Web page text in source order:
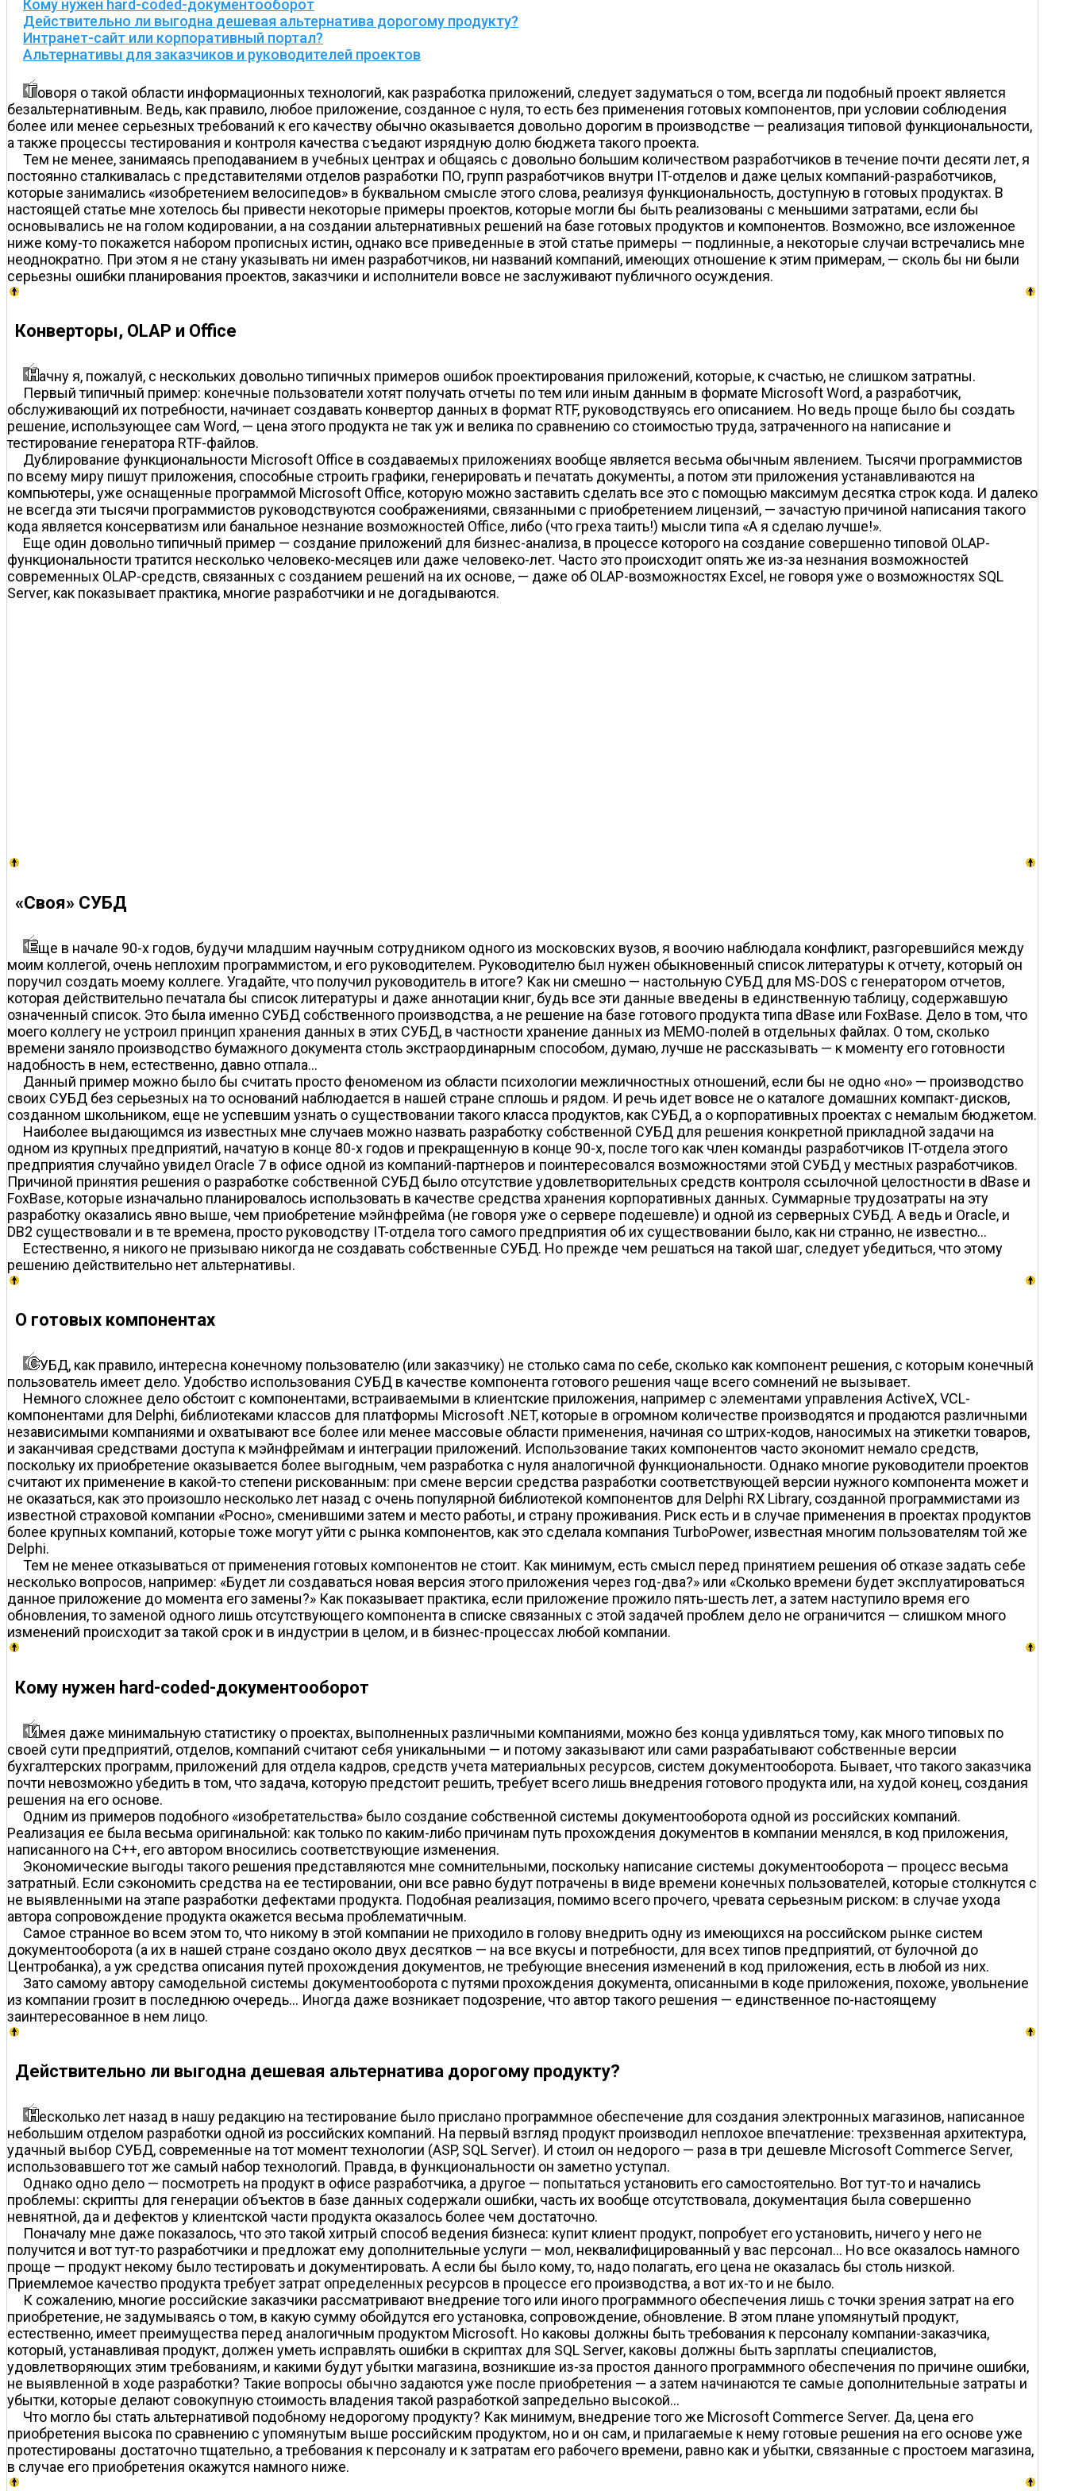
Кому нужен hard-coded-документооборот
Действительно ли выгодна дешевая альтернатива дорогому продукту?
Интранет-сайт или корпоративный портал?
Альтернативы для заказчиков и руководителей проектов
оворя о такой области информационных технологий, как разработка приложений, следует задуматься о том, всегда ли подобный проект является
безальтернативным. Ведь, как правило, любое приложение, созданное с нуля, то есть без применения готовых компонентов, при условии соблюдения
более или менее серьезных требований к его качеству обычно оказывается довольно дорогим в производстве — реализация типовой функциональности,
а также процессы тестирования и контроля качества съедают изрядную долю бюджета такого проекта.
Тем не менее, занимаясь преподаванием в учебных центрах и общаясь с довольно большим количеством разработчиков в течение почти десяти лет, я
постоянно сталкивалась с представителями отделов разработки ПО, групп разработчиков внутри IT-отделов и даже целых компаний-разработчиков,
которые занимались «изобретением велосипедов» в буквальном смысле этого слова, реализуя функциональность, доступную в готовых продуктах. В
настоящей статье мне хотелось бы привести некоторые примеры проектов, которые могли бы быть реализованы с меньшими затратами, если бы
основывались не на голом кодировании, а на создании альтернативных решений на базе готовых продуктов и компонентов. Возможно, все изложенное
ниже кому-то покажется набором прописных истин, однако все приведенные в этой статье примеры — подлинные, а некоторые случаи встречались мне
неоднократно. При этом я не стану указывать ни имен разработчиков, ни названий компаний, имеющих отношение к этим примерам, — сколь бы ни были
серьезны ошибки планирования проектов, заказчики и исполнители вовсе не заслуживают публичного осуждения.
Конверторы, OLAP и Office
ачну я, пожалуй, с нескольких довольно типичных примеров ошибок проектирования приложений, которые, к счастью, не слишком затратны.
Первый типичный пример: конечные пользователи хотят получать отчеты по тем или иным данным в формате Microsoft Word, а разработчик,
обслуживающий их потребности, начинает создавать конвертор данных в формат RTF, руководствуясь его описанием. Но ведь проще было бы создать
решение, использующее сам Word, — цена этого продукта не так уж и велика по сравнению со стоимостью труда, затраченного на написание и
тестирование генератора RTF-файлов.
Дублирование функциональности Microsoft Office в создаваемых приложениях вообще является весьма обычным явлением. Тысячи программистов
по всему миру пишут приложения, способные строить графики, генерировать и печатать документы, а потом эти приложения устанавливаются на
компьютеры, уже оснащенные программой Microsoft Office, которую можно заставить сделать все это с помощью максимум десятка строк кода. И далеко
не всегда эти тысячи программистов руководствуются соображениями, связанными с приобретением лицензий, — зачастую причиной написания такого
кода является консерватизм или банальное незнание возможностей Office, либо (что греха таить!) мысли типа «А я сделаю лучше!».
Еще один довольно типичный пример — создание приложений для бизнес-анализа, в процессе которого на создание совершенно типовой OLAP-
функциональности тратится несколько человеко-месяцев или даже человеко-лет. Часто это происходит опять же из-за незнания возможностей
современных OLAP-средств, связанных с созданием решений на их основе, — даже об OLAP-возможностях Excel, не говоря уже о возможностях SQL
Server, как показывает практика, многие разработчики и не догадываются.
«Своя» СУБД
ще в начале 90-х годов, будучи младшим научным сотрудником одного из московских вузов, я воочию наблюдала конфликт, разгоревшийся между
моим коллегой, очень неплохим программистом, и его руководителем. Руководителю был нужен обыкновенный список литературы к отчету, который он
поручил создать моему коллеге. Угадайте, что получил руководитель в итоге? Как ни смешно — настольную СУБД для MS-DOS с генератором отчетов,
которая действительно печатала бы список литературы и даже аннотации книг, будь все эти данные введены в единственную таблицу, содержавшую
означенный список. Это была именно СУБД собственного производства, а не решение на базе готового продукта типа dBase или FoxBase. Дело в том, что
моего коллегу не устроил принцип хранения данных в этих СУБД, в частности хранение данных из MEMO-полей в отдельных файлах. О том, сколько
времени заняло производство бумажного документа столь экстраординарным способом, думаю, лучше не рассказывать — к моменту его готовности
надобность в нем, естественно, давно отпала…
Данный пример можно было бы считать просто феноменом из области психологии межличностных отношений, если бы не одно «но» — производство
своих СУБД без серьезных на то оснований наблюдается в нашей стране сплошь и рядом. И речь идет вовсе не о каталоге домашних компакт-дисков,
созданном школьником, еще не успевшим узнать о существовании такого класса продуктов, как СУБД, а о корпоративных проектах с немалым бюджетом.
Наиболее выдающимся из известных мне случаев можно назвать разработку собственной СУБД для решения конкретной прикладной задачи на
одном из крупных предприятий, начатую в конце 80-х годов и прекращенную в конце 90-х, после того как член команды разработчиков IT-отдела этого
предприятия случайно увидел Oracle 7 в офисе одной из компаний-партнеров и поинтересовался возможностями этой СУБД у местных разработчиков.
Причиной принятия решения о разработке собственной СУБД было отсутствие удовлетворительных средств контроля ссылочной целостности в dBase и
FoxBase, которые изначально планировалось использовать в качестве средства хранения корпоративных данных. Суммарные трудозатраты на эту
разработку оказались явно выше, чем приобретение мэйнфрейма (не говоря уже о сервере подешевле) и одной из серверных СУБД. А ведь и Oracle, и
DB2 существовали и в те времена, просто руководству IT-отдела того самого предприятия об их существовании было, как ни странно, не известно...
Естественно, я никого не призываю никогда не создавать собственные СУБД. Но прежде чем решаться на такой шаг, следует убедиться, что этому
решению действительно нет альтернативы.
О готовых компонентах
УБД, как правило, интересна конечному пользователю (или заказчику) не столько сама по себе, сколько как компонент решения, с которым конечный
пользователь имеет дело. Удобство использования СУБД в качестве компонента готового решения чаще всего сомнений не вызывает.
Немного сложнее дело обстоит с компонентами, встраиваемыми в клиентские приложения, например с элементами управления ActiveX, VCL-
компонентами для Delphi, библиотеками классов для платформы Microsoft .NET, которые в огромном количестве производятся и продаются различными
независимыми компаниями и охватывают все более или менее массовые области применения, начиная со штрих-кодов, наносимых на этикетки товаров,
и заканчивая средствами доступа к мэйнфреймам и интеграции приложений. Использование таких компонентов часто экономит немало средств,
поскольку их приобретение оказывается более выгодным, чем разработка с нуля аналогичной функциональности. Однако многие руководители проектов
считают их применение в какой-то степени рискованным: при смене версии средства разработки соответствующей версии нужного компонента может и
не оказаться, как это произошло несколько лет назад с очень популярной библиотекой компонентов для Delphi RX Library, созданной программистами из
известной страховой компании «Росно», сменившими затем и место работы, и страну проживания. Риск есть и в случае применения в проектах продуктов
более крупных компаний, которые тоже могут уйти с рынка компонентов, как это сделала компания TurboPower, известная многим пользователям той же
Delphi.
Тем не менее отказываться от применения готовых компонентов не стоит. Как минимум, есть смысл перед принятием решения об отказе задать себе
несколько вопросов, например: «Будет ли создаваться новая версия этого приложения через год-два?» или «Сколько времени будет эксплуатироваться
данное приложение до момента его замены?» Как показывает практика, если приложение прожило пять-шесть лет, а затем наступило время его
обновления, то заменой одного лишь отсутствующего компонента в списке связанных с этой задачей проблем дело не ограничится — слишком много
изменений происходит за такой срок и в индустрии в целом, и в бизнес-процессах любой компании.
Кому нужен hard-coded-документооборот
мея даже минимальную статистику о проектах, выполненных различными компаниями, можно без конца удивляться тому, как много типовых по
своей сути предприятий, отделов, компаний считают себя уникальными — и потому заказывают или сами разрабатывают собственные версии
бухгалтерских программ, приложений для отдела кадров, средств учета материальных ресурсов, систем документооборота. Бывает, что такого заказчика
почти невозможно убедить в том, что задача, которую предстоит решить, требует всего лишь внедрения готового продукта или, на худой конец, создания
решения на его основе.
Одним из примеров подобного «изобретательства» было создание собственной системы документооборота одной из российских компаний.
Реализация ее была весьма оригинальной: как только по каким-либо причинам путь прохождения документов в компании менялся, в код приложения,
написанного на C++, его автором вносились соответствующие изменения.
Экономические выгоды такого решения представляются мне сомнительными, поскольку написание системы документооборота — процесс весьма
затратный. Если сэкономить средства на ее тестировании, они все равно будут потрачены в виде времени конечных пользователей, которые столкнутся с
не выявленными на этапе разработки дефектами продукта. Подобная реализация, помимо всего прочего, чревата серьезным риском: в случае ухода
автора сопровождение продукта окажется весьма проблематичным.
Самое странное во всем этом то, что никому в этой компании не приходило в голову внедрить одну из имеющихся на российском рынке систем
документооборота (а их в нашей стране создано около двух десятков — на все вкусы и потребности, для всех типов предприятий, от булочной до
Центробанка), а уж средства описания путей прохождения документов, не требующие внесения изменений в код приложения, есть в любой из них.
Зато самому автору самодельной системы документооборота с путями прохождения документа, описанными в коде приложения, похоже, увольнение
из компании грозит в последнюю очередь... Иногда даже возникает подозрение, что автор такого решения — единственное по-настоящему
заинтересованное в нем лицо.
Действительно ли выгодна дешевая альтернатива дорогому продукту?
есколько лет назад в нашу редакцию на тестирование было прислано программное обеcпечение для создания электронных магазинов, написанное
небольшим отделом разработки одной из российских компаний. На первый взгляд продукт производил неплохое впечатление: трехзвенная архитектура,
удачный выбор СУБД, современные на тот момент технологии (ASP, SQL Server). И стоил он недорого — раза в три дешевле Microsoft Commerce Server,
использовавшего тот же самый набор технологий. Правда, в функциональности он заметно уступал.
Однако одно дело — посмотреть на продукт в офисе разработчика, а другое — попытаться установить его самостоятельно. Вот тут-то и начались
проблемы: скрипты для генерации объектов в базе данных содержали ошибки, часть их вообще отсутствовала, документация была совершенно
невнятной, да и дефектов у клиентской части продукта оказалось более чем достаточно.
Поначалу мне даже показалось, что это такой хитрый способ ведения бизнеса: купит клиент продукт, попробует его установить, ничего у него не
получится и вот тут-то разработчики и предложат ему дополнительные услуги — мол, неквалифицированный у вас персонал… Но все оказалось намного
проще — продукт некому было тестировать и документировать. А если бы было кому, то, надо полагать, его цена не оказалась бы столь низкой.
Приемлемое качество продукта требует затрат определенных ресурсов в процессе его производства, а вот их-то и не было.
К сожалению, многие российские заказчики рассматривают внедрение того или иного программного обеспечения лишь с точки зрения затрат на его
приобретение, не задумываясь о том, в какую сумму обойдутся его установка, сопровождение, обновление. В этом плане упомянутый продукт,
естественно, имеет преимущества перед аналогичным продуктом Microsoft. Но каковы должны быть требования к персоналу компании-заказчика,
который, устанавливая продукт, должен уметь исправлять ошибки в скриптах для SQL Server, каковы должны быть зарплаты специалистов,
удовлетворяющих этим требованиям, и какими будут убытки магазина, возникшие из-за простоя данного программного обеспечения по причине ошибки,
не выявленной в ходе разработки? Такие вопросы обычно задаются уже после приобретения — а затем начинаются те самые дополнительные затраты и
убытки, которые делают совокупную стоимость владения такой разработкой запредельно высокой…
Что могло бы стать альтернативой подобному недорогому продукту? Как минимум, внедрение того же Microsoft Commerce Server. Да, цена его
приобретения высока по сравнению с упомянутым выше российским продуктом, но и он сам, и прилагаемые к нему готовые решения на его основе уже
протестированы достаточно тщательно, а требования к персоналу и к затратам его рабочего времени, равно как и убытки, связанные с простоем магазина,
в случае его приобретения окажутся намного ниже.